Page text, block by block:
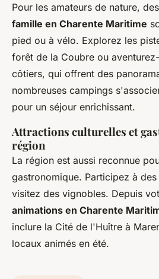
Pour les amateurs de nature, des
famille en Charente Maritime
pied ou à vélo. Explorez les
forêt de la Coubre ou
côtiers, qui offrent des
nombreuses campings
pour un séjour enrichissant.
Attractions culturelles et
région
La région est aussi reconnue
gastronomique. Participez à
visitez des vignobles. Depuis
animations en Charente
inclure la Cité de l'Huître à
locaux animés en été.